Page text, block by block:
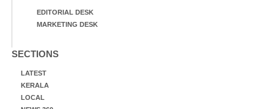
EDITORIAL DESK
MARKETING DESK
SECTIONS
LATEST
KERALA
LOCAL